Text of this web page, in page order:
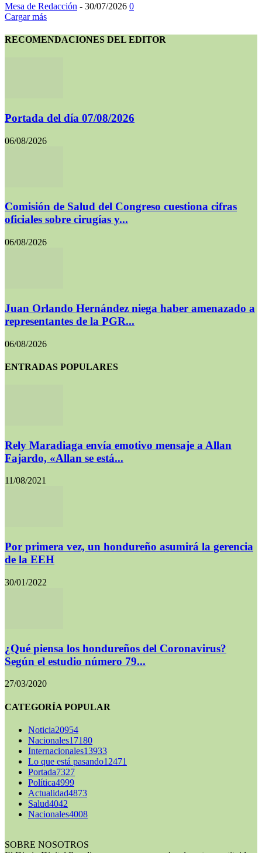
Mesa de Redacción - 30/07/2026 0
Cargar más
RECOMENDACIONES DEL EDITOR
Portada del día 07/08/2026
06/08/2026
Comisión de Salud del Congreso cuestiona cifras
oficiales sobre cirugías y...
06/08/2026
Juan Orlando Hernández niega haber amenazado a
representantes de la PGR...
06/08/2026
ENTRADAS POPULARES
Rely Maradiaga envía emotivo mensaje a Allan
Fajardo, «Allan se está...
11/08/2021
Por primera vez, un hondureño asumirá la gerencia
de la EEH
30/01/2022
¿Qué piensa los hondureños del Coronavirus?
Según el estudio número 79...
27/03/2020
CATEGORÍA POPULAR
Noticia20954
Nacionales17180
Internacionales13933
Lo que está pasando12471
Portada7327
Política4999
Actualidad4873
Salud4042
Nacionales4008
SOBRE NOSOTROS